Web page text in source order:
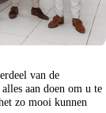
van de
aan doen om u te
zo mooi kunnen